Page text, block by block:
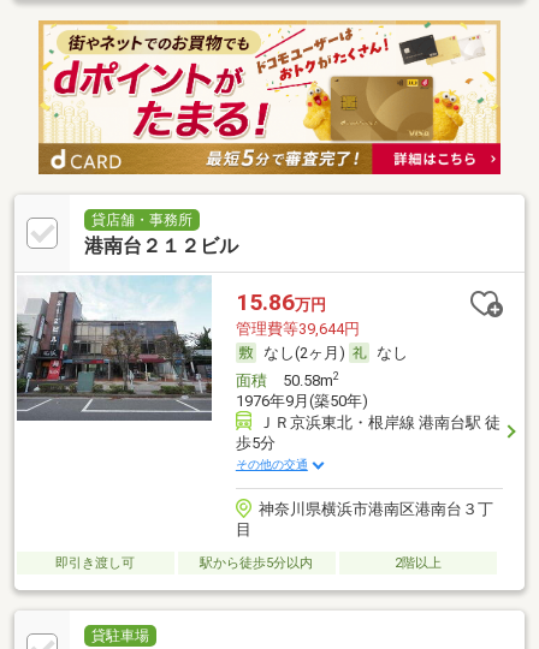
貸店舗・事務所
港南台２１２ビル
15.86万円
管理費等39,644円
なし(2ヶ月)
なし
面積50.58m2
1976年9月(築50年)
ＪＲ京浜東北・根岸線 港南台駅 徒
歩5分
その他の交通
神奈川県横浜市港南区港南台３丁
目
即引き渡し可 駅から徒歩5分以内 2階以上
貸駐車場